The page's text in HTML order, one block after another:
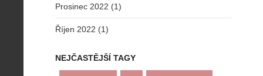
Prosinec 2022 (1)
Říjen 2022 (1)
NEJČASTĚJŠÍ TAGY